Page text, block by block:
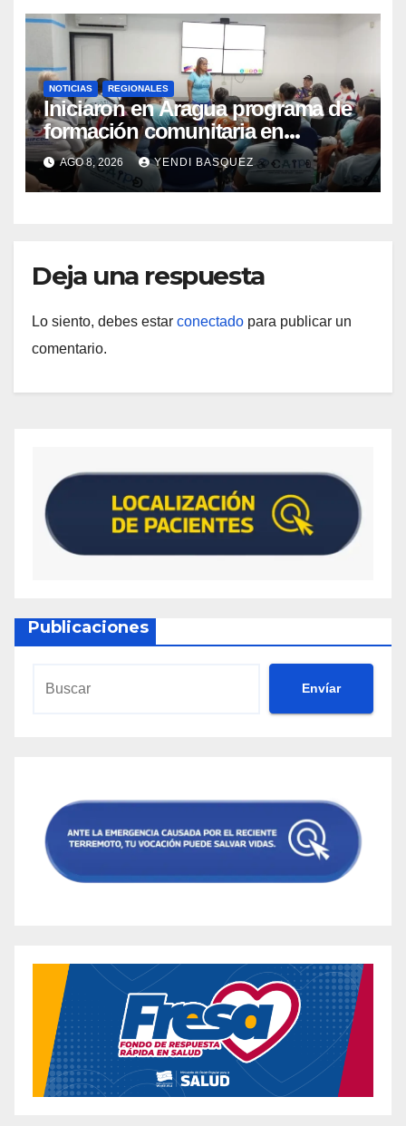
NOTICIAS REGIONALES
Iniciaron en Aragua programa de
formación comunitaria en
atención a personas con
discapacidad
AGO 8, 2026 YENDI BASQUEZ
Deja una respuesta
Lo siento, debes estar conectado para publicar un
comentario.
Publicaciones
Envíar